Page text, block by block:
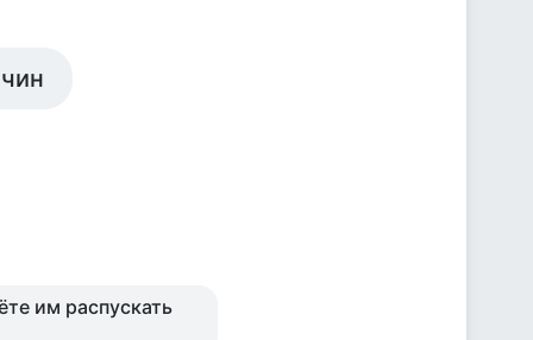
им распускать